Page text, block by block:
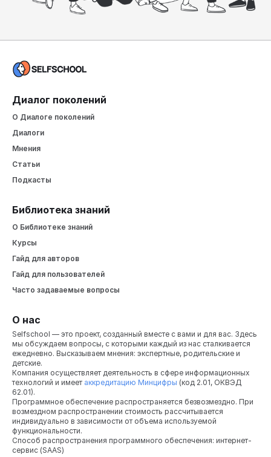
Диалог поколений
О Диалоге поколений
Диалоги
Мнения
Статьи
Подкасты
Библиотека знаний
О Библиотеке знаний
Курсы
Гайд для авторов
Гайд для пользователей
Часто задаваемые вопросы
О нас
Selfschool — это проект, созданный вместе с вами и для вас. Здесь
мы обсуждаем вопросы, с которыми каждый из нас сталкивается
ежедневно. Высказываем мнения: экспертные, родительские и
детские.
Компания осуществляет деятельность в сфере информационных
технологий и имеет аккредитацию Минцифры (код 2.01, ОКВЭД
62.01).
Программное обеспечение распространяется безвозмездно. При
возмездном распространении стоимость рассчитывается
индивидуально в зависимости от объема используемой
функциональности.
Способ распространения программного обеспечения: интернет-
сервис (SAAS)